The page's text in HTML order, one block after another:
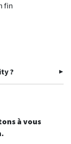
fin
?
à vous